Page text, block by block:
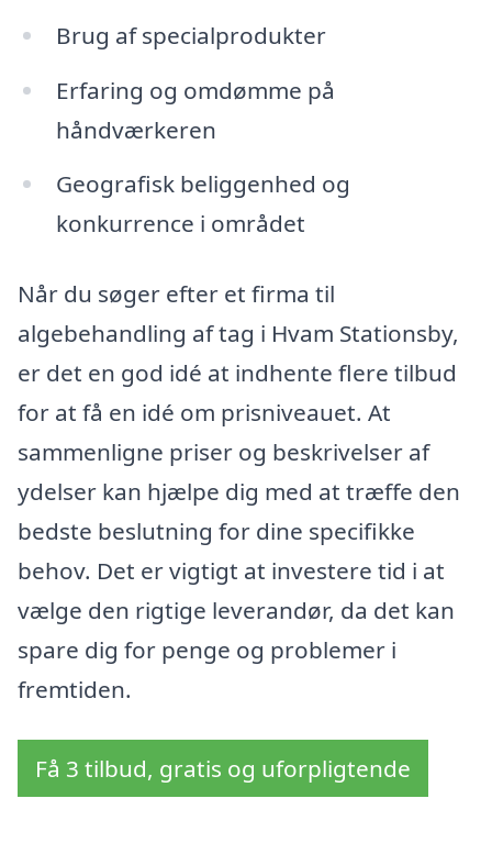
Brug af specialprodukter
Erfaring og omdømme på
håndværkeren
Geografisk beliggenhed og
konkurrence i området
Når du søger efter et firma til
algebehandling af tag i Hvam Stationsby,
er det en god idé at indhente flere tilbud
for at få en idé om prisniveauet. At
sammenligne priser og beskrivelser af
ydelser kan hjælpe dig med at træffe den
bedste beslutning for dine specifikke
behov. Det er vigtigt at investere tid i at
vælge den rigtige leverandør, da det kan
spare dig for penge og problemer i
fremtiden.
Få 3 tilbud, gratis og uforpligtende